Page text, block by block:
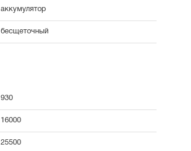
аккумулятор
бесщеточный
930
16000
25500